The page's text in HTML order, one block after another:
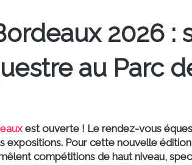
2026 :
au Parc
est ouverte ! Le rendez-vous
expositions. Pour cette nouvelle
compétitions de haut niveau,